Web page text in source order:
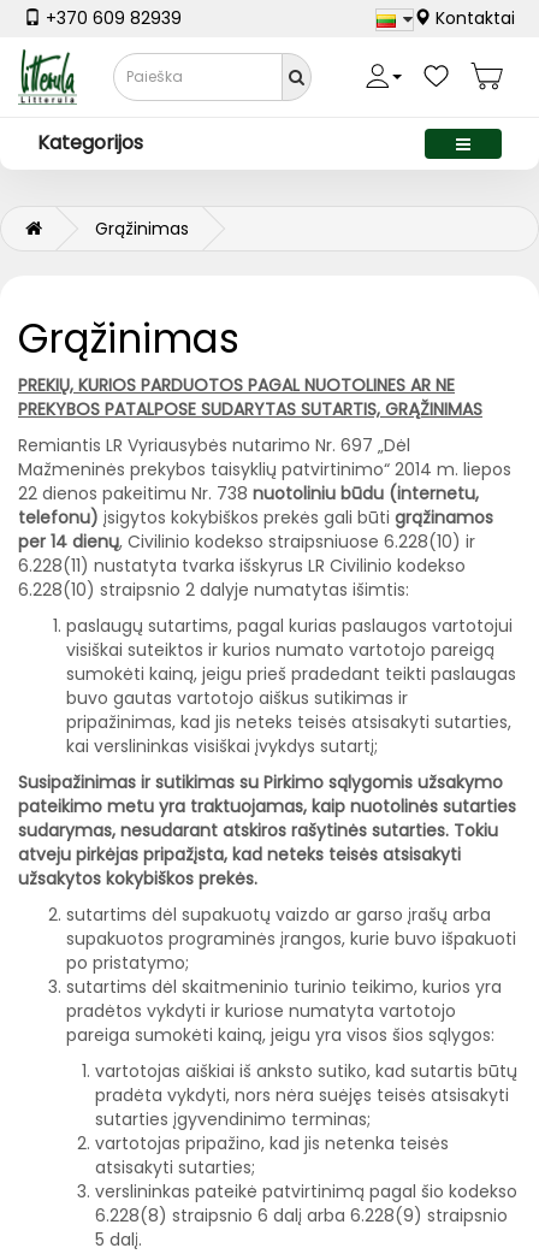
+370 609 82939 Kontaktai
Kategorijos
Grąžinimas
Grąžinimas
PREKIŲ, KURIOS PARDUOTOS PAGAL NUOTOLINES AR NE
PREKYBOS PATALPOSE SUDARYTAS SUTARTIS, GRĄŽINIMAS
Remiantis LR Vyriausybės nutarimo Nr. 697 „Dėl
Mažmeninės prekybos taisyklių patvirtinimo“ 2014 m. liepos
22 dienos pakeitimu Nr. 738 nuotoliniu būdu (internetu,
telefonu) įsigytos kokybiškos prekės gali būti grąžinamos
per 14 dienų, Civilinio kodekso straipsniuose 6.228(10) ir
6.228(11) nustatyta tvarka išskyrus LR Civilinio kodekso
6.228(10) straipsnio 2 dalyje numatytas išimtis:
paslaugų sutartims, pagal kurias paslaugos vartotojui
visiškai suteiktos ir kurios numato vartotojo pareigą
sumokėti kainą, jeigu prieš pradedant teikti paslaugas
buvo gautas vartotojo aiškus sutikimas ir
pripažinimas, kad jis neteks teisės atsisakyti sutarties,
kai verslininkas visiškai įvykdys sutartį;
Susipažinimas ir sutikimas su Pirkimo sąlygomis užsakymo
pateikimo metu yra traktuojamas, kaip nuotolinės sutarties
sudarymas, nesudarant atskiros rašytinės sutarties. Tokiu
atveju pirkėjas pripažįsta, kad neteks teisės atsisakyti
užsakytos kokybiškos prekės.
sutartims dėl supakuotų vaizdo ar garso įrašų arba
supakuotos programinės įrangos, kurie buvo išpakuoti
po pristatymo;
sutartims dėl skaitmeninio turinio teikimo, kurios yra
pradėtos vykdyti ir kuriose numatyta vartotojo
pareiga sumokėti kainą, jeigu yra visos šios sąlygos:
vartotojas aiškiai iš anksto sutiko, kad sutartis būtų
pradėta vykdyti, nors nėra suėjęs teisės atsisakyti
sutarties įgyvendinimo terminas;
vartotojas pripažino, kad jis netenka teisės
atsisakyti sutarties;
verslininkas pateikė patvirtinimą pagal šio kodekso
6.228(8) straipsnio 6 dalį arba 6.228(9) straipsnio
5 dalį.